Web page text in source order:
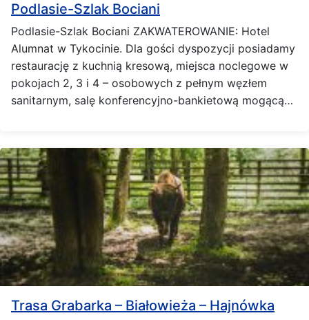
Podlasie-Szlak Bociani
Podlasie-Szlak Bociani ZAKWATEROWANIE: Hotel
Alumnat w Tykocinie. Dla gości dyspozycji posiadamy
restaurację z kuchnią kresową, miejsca noclegowe w
pokojach 2, 3 i 4 – osobowych z pełnym węzłem
sanitarnym, salę konferencyjno-bankietową mogącą…
Trasa Grabarka – Białowieża – Hajnówka